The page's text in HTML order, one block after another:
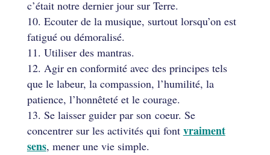
c’était notre dernier jour sur Terre.
Ecouter de la musique, surtout lorsqu’on est
fatigué ou démoralisé.
Utiliser des mantras.
Agir en conformité avec des principes tels
que le labeur, la compassion, l’humilité, la
patience, l’honnêteté et le courage.
Se laisser guider par son coeur. Se
concentrer sur les activités qui font vraiment
sens, mener une vie simple.